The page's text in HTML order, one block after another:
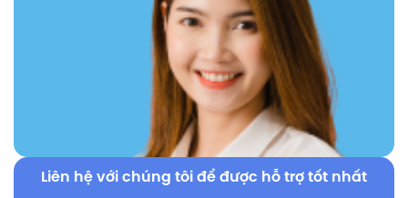
Liên hệ với chúng tôi để được hỗ trợ tốt nhất